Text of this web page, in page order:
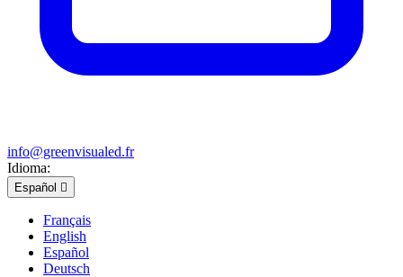
info@greenvisualed.fr
Idioma:
Español 
Français
English
Español
Deutsch